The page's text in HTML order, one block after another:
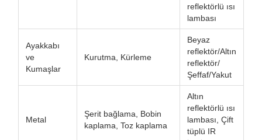
reflektörlü ısı
lambası
Ayakkabı
ve
Kumaşlar
Kurutma, Kürleme
Beyaz
reflektör/Altın
reflektör/
Şeffaf/Yakut
Metal
Şerit bağlama, Bobin
kaplama, Toz kaplama
Altın
reflektörlü ısı
lambası, Çift
tüplü IR